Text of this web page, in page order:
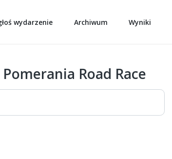
wydarzenie Archiwum Wyniki
Pomerania Road Race